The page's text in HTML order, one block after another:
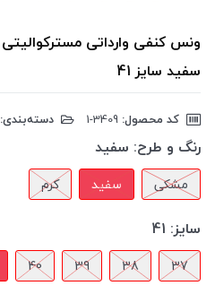
سفید سایز 41
کد محصول: دسته‌بندی:
رنگ و طرح: سفید
مشکی سفید کرم
سایز: 41
37
38
39
40